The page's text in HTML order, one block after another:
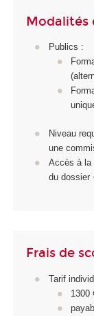
Modalités
Publics :
Niveau
une
Accès à la
du dossier
Frais de
Tarif
1300